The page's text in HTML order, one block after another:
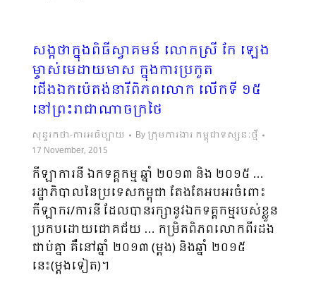
សង្កថាក្នុងពិធីស្វាគមន៍ លោកស្រី កែ ឡេង
ម្ចាស់មេដាយមាស ក្នុងការប្រកួត
ជើងឯកប៉េតង់នារីពិភពលោក លើកទី ១៥
នៅព្រះរាជាណាចក្រថៃ
សុន្ទរកថា-ការអធិប្បាយ By ក្រុមការងារ កម្ពុជាទស្សនៈថ្មី
17 November, 2015
កីឡាការនី ឯកទគ្គកម្ម ឆ្នាំ ២០១៣ និង ២០១៥ …
រដ្ឋាភិបាលនៃប្រទេសកម្ពុជា តែងតែអបអរចំពោះ
កីឡាករ/ការនី ដែលបានរក្សានូវឯកទគ្គកម្មរបស់ខ្លួន​
ប្រ​កប​​ដោយ​ជោគជ័យ … កម្រិតពិភពលោកពីរដង
ជាប់គ្នា គឺនៅឆ្នាំ ២០១៣ (ម្តង) និងឆ្នាំ ២០១៥
នេះ(ម្តង​ទៀត)។